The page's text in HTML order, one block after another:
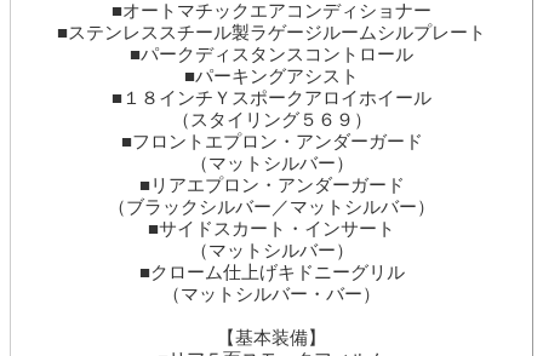
■オートマチックエアコンディショナー
■ステンレススチール製ラゲージルームシルプレート
■パークディスタンスコントロール
■パーキングアシスト
■１８インチＹスポークアロイホイール
（スタイリング５６９）
■フロントエプロン・アンダーガード
（マットシルバー）
■リアエプロン・アンダーガード
（ブラックシルバー／マットシルバー）
■サイドスカート・インサート
（マットシルバー）
■クローム仕上げキドニーグリル
（マットシルバー・バー）
【基本装備】